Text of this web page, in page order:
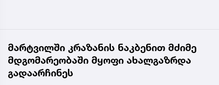
მარტვილში კრაზანის ნაკბენით მძიმე
მდგომარეობაში მყოფი ახალგაზრდა
გადაარჩინეს